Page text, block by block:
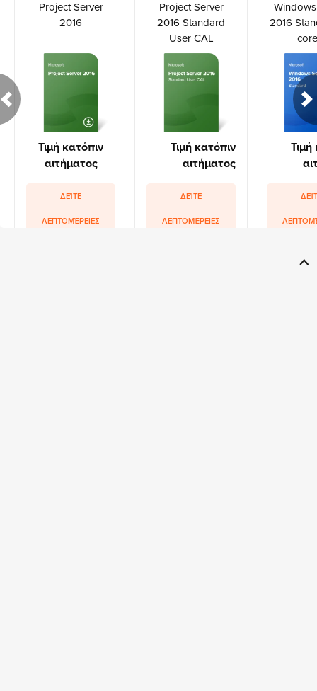
Project Server
2016
Τιμή κατόπιν
αιτήματος
ΔΕΊΤΕ
ΛΕΠΤΟΜΈΡΕΙΕΣ
Project Server
2016 Standard
User CAL
Τιμή κατόπιν
αιτήματος
ΔΕΊΤΕ
ΛΕΠΤΟΜΈΡΕΙΕΣ
2016
Τιμή